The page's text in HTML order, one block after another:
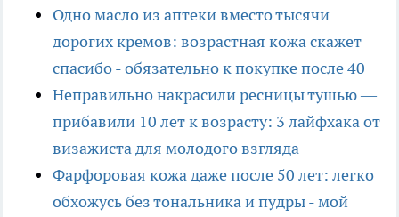
Одно масло из аптеки вместо тысячи
дорогих кремов: возрастная кожа скажет
спасибо - обязательно к покупке после 40
Неправильно накрасили ресницы тушью —
прибавили 10 лет к возрасту: 3 лайфхака от
визажиста для молодого взгляда
Фарфоровая кожа даже после 50 лет: легко
обхожусь без тональника и пудры - мой